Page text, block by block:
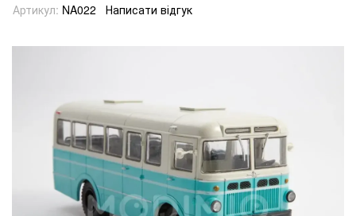
Артикул: NA022 Написати відгук